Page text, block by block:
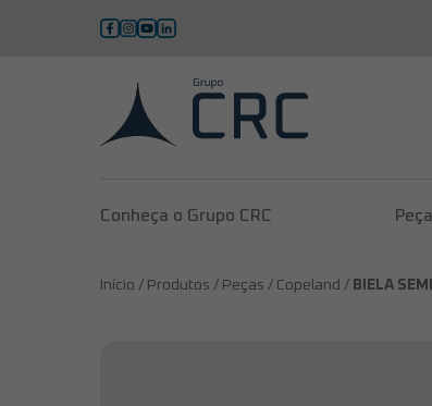
Conheça o Grupo CRC
Início / Produtos / Peças / Copeland / BIELA